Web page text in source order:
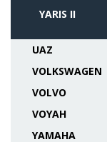
YARIS II
UAZ
VOLKSWAGEN
VOLVO
VOYAH
YAMAHA